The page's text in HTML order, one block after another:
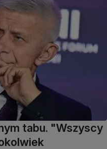
tabu. "Wszyscy